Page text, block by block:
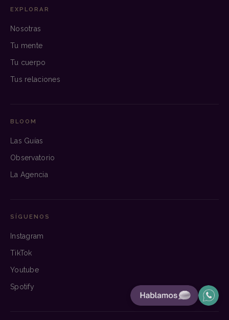
EXPLORAR
Nosotras
Tu mente
Tu cuerpo
Tus relaciones
BLOOM
Las Guías
Observatorio
La Agencia
SÍGUENOS
Instagram
TikTok
Youtube
Spotify